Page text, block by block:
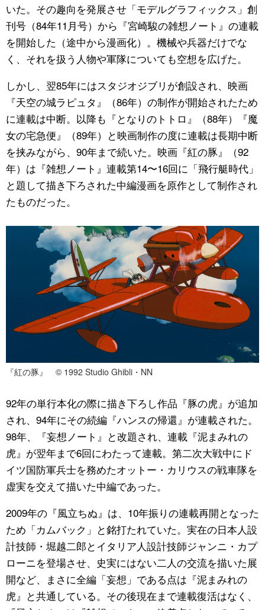
いた。その趣向を発展させ「モデルグラフィックス」創
刊号（84年11月号）から『宮崎駿の雑想ノート』の連載
を開始した（途中から漫画化）。機械や兵器だけでな
く、それを扱う人物や軍隊についても空想を広げた。
しかし、翌85年にはスタジオジブリが創設され、映画
『天空の城ラピュタ』（86年）の制作が開始されたため
に連載は中断。以降も『となりのトトロ』（88年）『魔
女の宅急便』（89年）と映画制作の度に連載は長期中断
を挟みながら、90年まで続いた。映画『紅の豚』（92
年）は『雑想ノート』連載第14〜16回に「飛行艇時代」
と題して描き下ろされた中編漫画を原作として制作され
たものだった。
『紅の豚』 © 1992 Studio Ghibli・NN
92年の単行本化の際に描き下ろし作品『豚の虎』が追加
され、94年にその続編『ハンスの帰還』が連載された。
98年、『妄想ノート』と改題され、連載『泥まみれの
虎』が翌年まで6回にわたって連載。第二次大戦中にド
イツ国防軍兵士を務めたオットー・カリウスの戦車隊を
虚実を交えて描いた中編であった。
2009年の『風立ちぬ』は、10年振りの連載再開となった
ため「カムバック」と銘打たれていた。実在の日本人設
計技師・堀越二郎とイタリア人設計技師ジャンニ・カプ
ローニを登場させ、史実にはない二人の交流を描いた展
開など、まさに全編「妄想」である点は『泥まみれの
虎』と共通している。その後現在まで連載復活はなく、